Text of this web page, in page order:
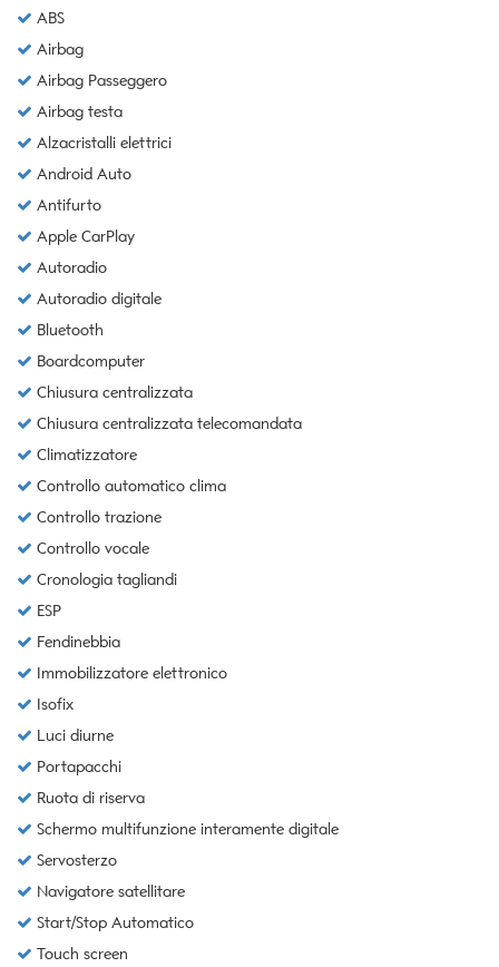
ABS
Airbag
Airbag Passeggero
Airbag testa
Alzacristalli elettrici
Android Auto
Antifurto
Apple CarPlay
Autoradio
Autoradio digitale
Bluetooth
Boardcomputer
Chiusura centralizzata
Chiusura centralizzata telecomandata
Climatizzatore
Controllo automatico clima
Controllo trazione
Controllo vocale
Cronologia tagliandi
ESP
Fendinebbia
Immobilizzatore elettronico
Isofix
Luci diurne
Portapacchi
Ruota di riserva
Schermo multifunzione interamente digitale
Servosterzo
Navigatore satellitare
Start/Stop Automatico
Touch screen
le